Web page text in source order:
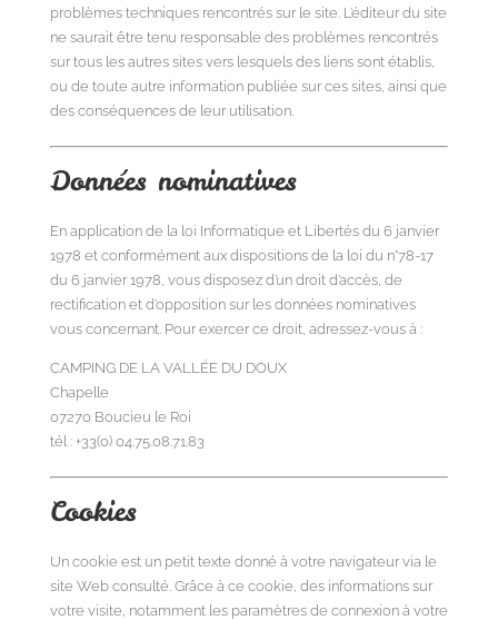
problèmes techniques rencontrés sur le site. L’éditeur du site
ne saurait être tenu responsable des problèmes rencontrés
sur tous les autres sites vers lesquels des liens sont établis,
ou de toute autre information publiée sur ces sites, ainsi que
des conséquences de leur utilisation.
Données nominatives
En application de la loi Informatique et Libertés du 6 janvier
1978 et conformément aux dispositions de la loi du n°78-17
du 6 janvier 1978, vous disposez d’un droit d’accès, de
rectification et d’opposition sur les données nominatives
vous concernant. Pour exercer ce droit, adressez-vous à :
CAMPING DE LA VALLÉE DU DOUX
Chapelle
07270 Boucieu le Roi
tél : +33(0) 04.75.08.71.83
Cookies
Un cookie est un petit texte donné à votre navigateur via le
site Web consulté. Grâce à ce cookie, des informations sur
votre visite, notamment les paramètres de connexion à votre